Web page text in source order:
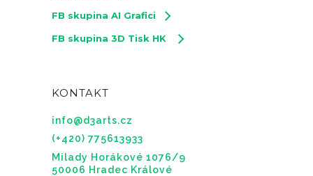
FB skupina AI Grafici
FB skupina 3D Tisk HK
KONTAKT
info@d3arts.cz
(+420) 775613933
Milady Horákové 1076/9
50006 Hradec Králové